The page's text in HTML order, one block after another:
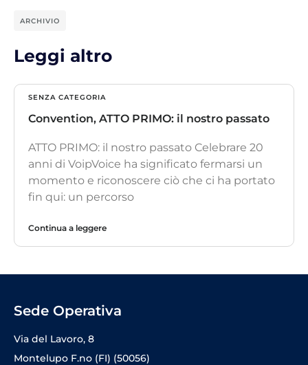
ARCHIVIO
Leggi altro
SENZA CATEGORIA
Convention, ATTO PRIMO: il nostro passato
ATTO PRIMO: il nostro passato Celebrare 20
anni di VoipVoice ha significato fermarsi un
momento e riconoscere ciò che ci ha portato
fin qui: un percorso
Continua a leggere
Sede Operativa
Via del Lavoro, 8
Montelupo F.no (FI) (50056)